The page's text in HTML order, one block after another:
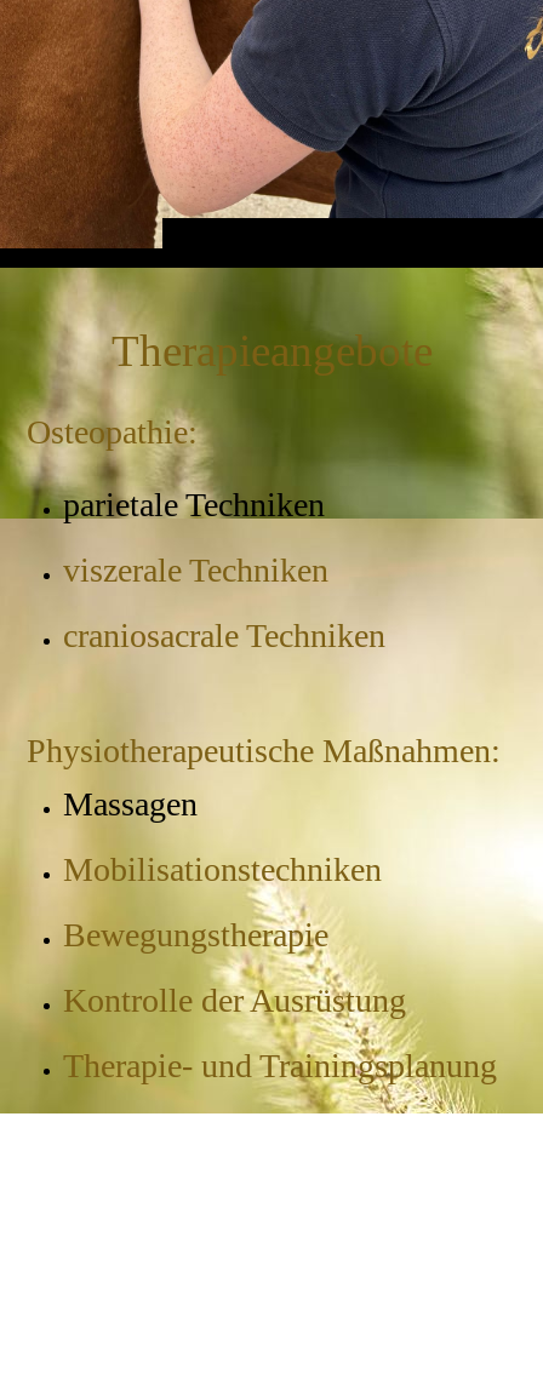
Therapieangebote
Osteopathie:
parietale Techniken
viszerale Techniken
craniosacrale Techniken
Physiotherapeutische Maßnahmen:
Massagen
Mobilisationstechniken
Bewegungstherapie
Kontrolle der Ausrüstung
Therapie- und Trainingsplanung